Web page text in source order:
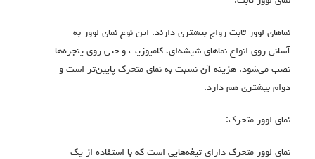
نماهای لوور ثابت رواج بیشتری دارند. این نوع نمای لوور به
آسانی روی انواع نماهای شیشه‌ای، کامپوزیت و حتی روی پنجره‌ها
نصب می‌شود. هزینه آن نسبت به نمای متحرک پایین‌تر است و
دوام بیشتری هم دارد.
نمای لوور متحرک:
نمای لوور متحرک دارای تیغه‌هایی است که با استفاده از یک